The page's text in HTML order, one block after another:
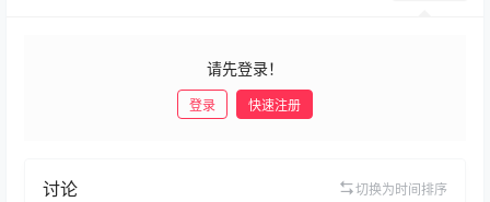
请先登录！
登录 快速注册
讨论 切换为时间排序